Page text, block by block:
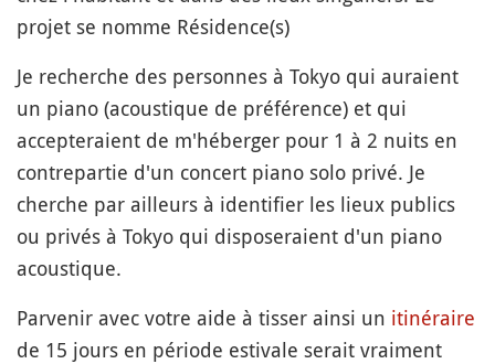
projet se nomme Résidence(s)
Je recherche des personnes à Tokyo qui auraient
un piano (acoustique de préférence) et qui
accepteraient de m'héberger pour 1 à 2 nuits en
contrepartie d'un concert piano solo privé. Je
cherche par ailleurs à identifier les lieux publics
ou privés à Tokyo qui disposeraient d'un piano
acoustique.
Parvenir avec votre aide à tisser ainsi un itinéraire
de 15 jours en période estivale serait vraiment